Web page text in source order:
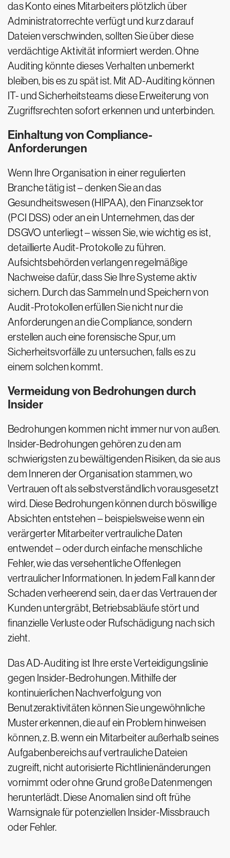
das Konto eines Mitarbeiters plötzlich über
Administratorrechte verfügt und kurz darauf
Dateien verschwinden, sollten Sie über diese
verdächtige Aktivität informiert werden. Ohne
Auditing könnte dieses Verhalten unbemerkt
bleiben, bis es zu spät ist. Mit AD-Auditing können
IT- und Sicherheitsteams diese Erweiterung von
Zugriffsrechten sofort erkennen und unterbinden.
Einhaltung von Compliance-
Anforderungen
Wenn Ihre Organisation in einer regulierten
Branche tätig ist – denken Sie an das
Gesundheitswesen (HIPAA), den Finanzsektor
(PCI DSS) oder an ein Unternehmen, das der
DSGVO unterliegt – wissen Sie, wie wichtig es ist,
detaillierte Audit-Protokolle zu führen.
Aufsichtsbehörden verlangen regelmäßige
Nachweise dafür, dass Sie Ihre Systeme aktiv
sichern. Durch das Sammeln und Speichern von
Audit-Protokollen erfüllen Sie nicht nur die
Anforderungen an die Compliance, sondern
erstellen auch eine forensische Spur, um
Sicherheitsvorfälle zu untersuchen, falls es zu
einem solchen kommt.
Vermeidung von Bedrohungen durch
Insider
Bedrohungen kommen nicht immer nur von außen.
Insider-Bedrohungen gehören zu den am
schwierigsten zu bewältigenden Risiken, da sie aus
dem Inneren der Organisation stammen, wo
Vertrauen oft als selbstverständlich vorausgesetzt
wird. Diese Bedrohungen können durch böswillige
Absichten entstehen – beispielsweise wenn ein
verärgerter Mitarbeiter vertrauliche Daten
entwendet – oder durch einfache menschliche
Fehler, wie das versehentliche Offenlegen
vertraulicher Informationen. In jedem Fall kann der
Schaden verheerend sein, da er das Vertrauen der
Kunden untergräbt, Betriebsabläufe stört und
finanzielle Verluste oder Rufschädigung nach sich
zieht.
Das AD-Auditing ist Ihre erste Verteidigungslinie
gegen Insider-Bedrohungen. Mithilfe der
kontinuierlichen Nachverfolgung von
Benutzeraktivitäten können Sie ungewöhnliche
Muster erkennen, die auf ein Problem hinweisen
können, z. B. wenn ein Mitarbeiter außerhalb seines
Aufgabenbereichs auf vertrauliche Dateien
zugreift, nicht autorisierte Richtlinienänderungen
vornimmt oder ohne Grund große Datenmengen
herunterlädt. Diese Anomalien sind oft frühe
Warnsignale für potenziellen Insider-Missbrauch
oder Fehler.